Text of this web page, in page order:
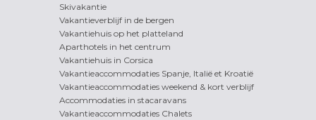
Skivakantie
Vakantieverblijf in de bergen
Vakantiehuis op het platteland
Aparthotels in het centrum
Vakantiehuis in Corsica
Vakantieaccommodaties Spanje, Italië et Kroatië
Vakantieaccommodaties weekend & kort verblijf
Accommodaties in stacaravans
Vakantieaccommodaties Chalets